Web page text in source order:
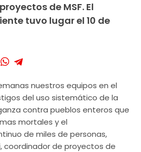
de MSF. El
tuvo lugar el 10 de
nuestros equipos en el
del uso sistemático de la
contra pueblos enteros que
mortales y el
de miles de personas,
coordinador de proyectos de